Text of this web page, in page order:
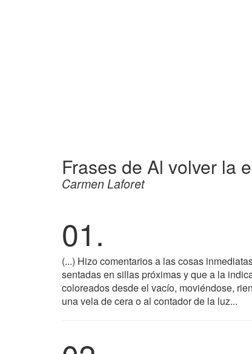
Frases de Al volver la
Carmen Laforet
01.
(...) Hizo comentarios a las cosas
sentadas en sillas próximas y que a la
coloreados desde el vacío, moviéndose,
una vela de cera o al contador de la luz...